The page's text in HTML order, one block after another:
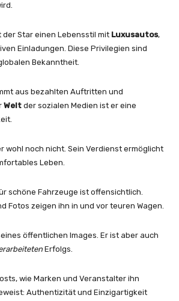
Star einen Lebensstil mit Luxusautos,
Einladungen. Diese Privilegien sind
Bekanntheit.
aus bezahlten Auftritten und
Welt der sozialen Medien ist er eine
wohl noch nicht. Sein Verdienst ermöglicht
Leben.
schöne Fahrzeuge ist offensichtlich.
Fotos zeigen ihn in und vor teuren Wagen.
öffentlichen Images. Er ist aber auch
Erfolgs.
wie Marken und Veranstalter ihn
Authentizität und Einzigartigkeit